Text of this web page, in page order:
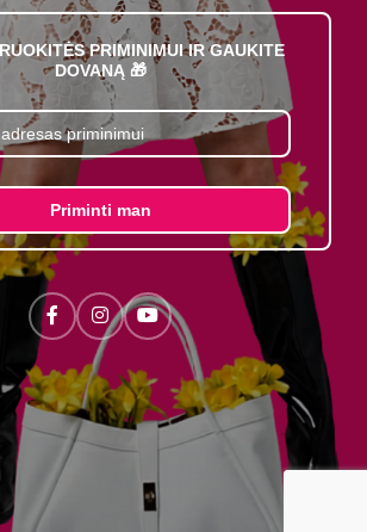
PRIMINIMUI IR GAUKITE
DOVANĄ 🎁
Priminti man